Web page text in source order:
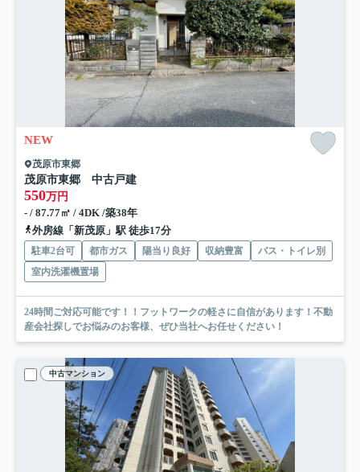
NEW
茂原市東郷
茂原市東郷 中古戸建
550万円
- / 87.77㎡ / 4DK /築38年
外房線「新茂原」駅 徒歩17分
駐車2台可 都市ガス 陽当り良好 収納豊富
バス・トイレ別
室内洗濯機置場
24時間ご対応可能です！！フットワークの軽さに自信があります！不動
産会社探しでお悩みのお客様、ぜひ当社へお任せください！
中古マンション